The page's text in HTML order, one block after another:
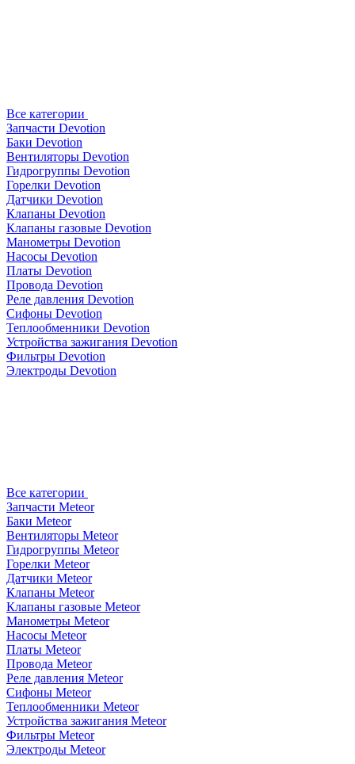
Все категории
Запчасти Devotion
Баки Devotion
Вентиляторы Devotion
Гидрогруппы Devotion
Горелки Devotion
Датчики Devotion
Клапаны Devotion
Клапаны газовые Devotion
Манометры Devotion
Насосы Devotion
Платы Devotion
Провода Devotion
Реле давления Devotion
Сифоны Devotion
Теплообменники Devotion
Устройства зажигания Devotion
Фильтры Devotion
Электроды Devotion
Все категории
Запчасти Meteor
Баки Meteor
Вентиляторы Meteor
Гидрогруппы Meteor
Горелки Meteor
Датчики Meteor
Клапаны Meteor
Клапаны газовые Meteor
Манометры Meteor
Насосы Meteor
Платы Meteor
Провода Meteor
Реле давления Meteor
Сифоны Meteor
Теплообменники Meteor
Устройства зажигания Meteor
Фильтры Meteor
Электроды Meteor